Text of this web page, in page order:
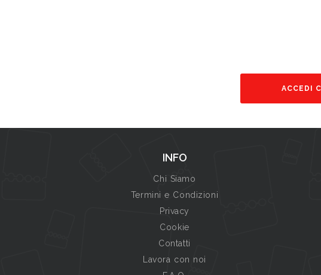
ACCEDI
INFO
Chi Siamo
Termini e Condizioni
Privacy
Cookie
Contatti
Lavora con noi